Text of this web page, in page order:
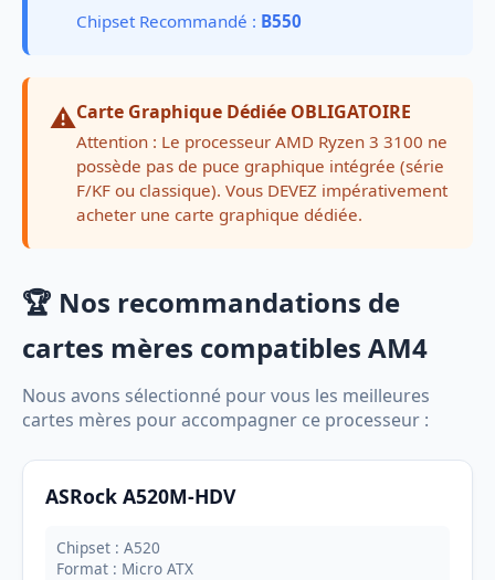
Chipset Recommandé : B550
⚠️Carte Graphique Dédiée OBLIGATOIRE
Attention : Le processeur AMD Ryzen 3 3100 ne
possède pas de puce graphique intégrée (série
F/KF ou classique). Vous DEVEZ impérativement
acheter une carte graphique dédiée.
🏆 Nos recommandations de
cartes mères compatibles AM4
Nous avons sélectionné pour vous les meilleures
cartes mères pour accompagner ce processeur :
ASRock A520M-HDV
Chipset : A520
Format : Micro ATX